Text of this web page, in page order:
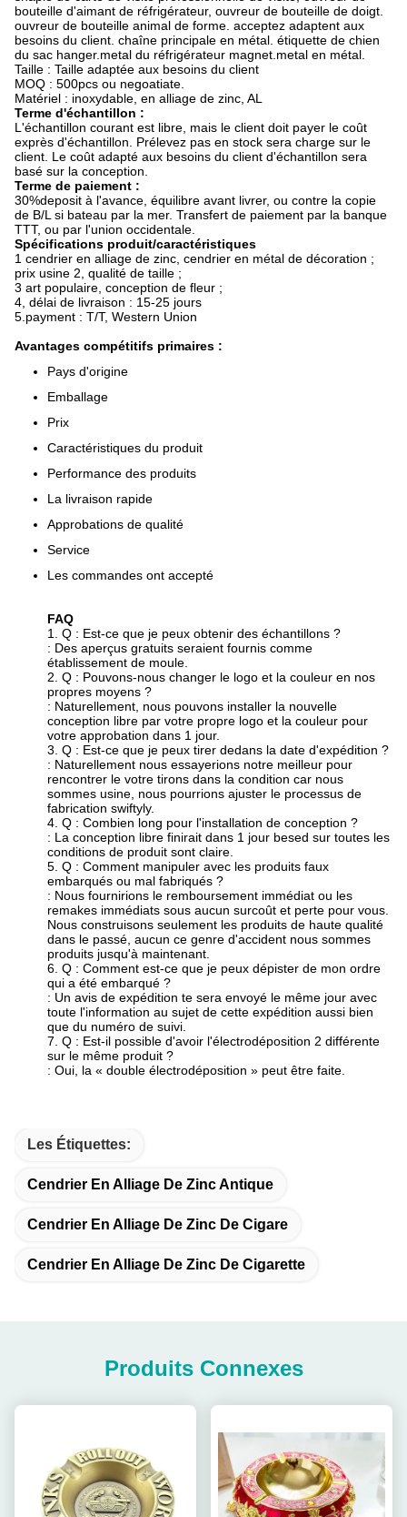
bouteille d'aimant de réfrigérateur, ouvreur de bouteille de doigt.
ouvreur de bouteille animal de forme. acceptez adaptent aux
besoins du client. chaîne principale en métal. étiquette de chien
du sac hanger.metal du réfrigérateur magnet.metal en métal.
Taille : Taille adaptée aux besoins du client
MOQ : 500pcs ou negoatiate.
Matériel : inoxydable, en alliage de zinc, AL
Terme d'échantillon :
L'échantillon courant est libre, mais le client doit payer le coût
exprès d'échantillon. Prélevez pas en stock sera charge sur le
client. Le coût adapté aux besoins du client d'échantillon sera
basé sur la conception.
Terme de paiement :
30%deposit à l'avance, équilibre avant livrer, ou contre la copie
de B/L si bateau par la mer. Transfert de paiement par la banque
TTT, ou par l'union occidentale.
Spécifications produit/caractéristiques
1 cendrier en alliage de zinc, cendrier en métal de décoration ;
prix usine 2, qualité de taille ;
3 art populaire, conception de fleur ;
4, délai de livraison : 15-25 jours
5.payment : T/T, Western Union
Avantages compétitifs primaires :
Pays d'origine
Emballage
Prix
Caractéristiques du produit
Performance des produits
La livraison rapide
Approbations de qualité
Service
Les commandes ont accepté
FAQ
1. Q : Est-ce que je peux obtenir des échantillons ?
: Des aperçus gratuits seraient fournis comme
établissement de moule.
2. Q : Pouvons-nous changer le logo et la couleur en nos
propres moyens ?
: Naturellement, nous pouvons installer la nouvelle
conception libre par votre propre logo et la couleur pour
votre approbation dans 1 jour.
3. Q : Est-ce que je peux tirer dedans la date d'expédition ?
: Naturellement nous essayerions notre meilleur pour
rencontrer le votre tirons dans la condition car nous
sommes usine, nous pourrions ajuster le processus de
fabrication swiftyly.
4. Q : Combien long pour l'installation de conception ?
: La conception libre finirait dans 1 jour besed sur toutes les
conditions de produit sont claire.
5. Q : Comment manipuler avec les produits faux
embarqués ou mal fabriqués ?
: Nous fournirions le remboursement immédiat ou les
remakes immédiats sous aucun surcoût et perte pour vous.
Nous construisons seulement les produits de haute qualité
dans le passé, aucun ce genre d'accident nous sommes
produits jusqu'à maintenant.
6. Q : Comment est-ce que je peux dépister de mon ordre
qui a été embarqué ?
: Un avis de expédition te sera envoyé le même jour avec
toute l'information au sujet de cette expédition aussi bien
que du numéro de suivi.
7. Q : Est-il possible d'avoir l'électrodéposition 2 différente
sur le même produit ?
: Oui, la « double électrodéposition » peut être faite.
Les Étiquettes:
Cendrier En Alliage De Zinc Antique
Cendrier En Alliage De Zinc De Cigare
Cendrier En Alliage De Zinc De Cigarette
Produits Connexes